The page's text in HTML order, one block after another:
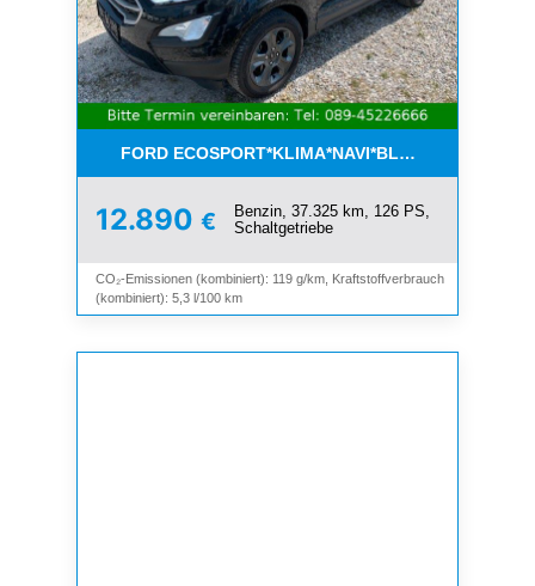
FORD
12.890 €
Benzin, 37.325 km, 126 PS,
Schaltgetriebe
CO₂-Emissionen (kombiniert): 119 g/km, Kraftstoffverbrauch
(kombiniert): 5,3 l/100 km